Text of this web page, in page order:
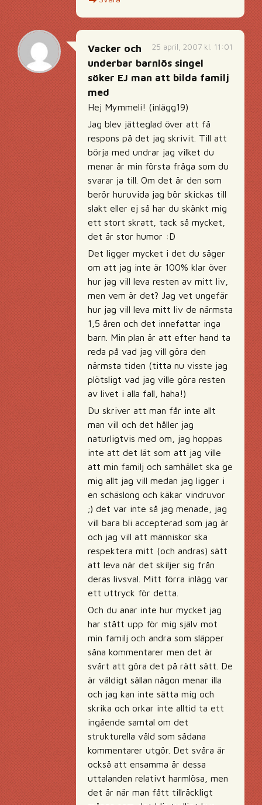
25 april, 2007 kl. 11:01
Vacker och
underbar barnlös singel
söker EJ man att bilda familj
med
Hej Mymmeli! (inlägg19)
Jag blev jätteglad över att få
respons på det jag skrivit. Till att
börja med undrar jag vilket du
menar är min första fråga som du
svarar ja till. Om det är den som
berör huruvida jag bör skickas till
slakt eller ej så har du skänkt mig
ett stort skratt, tack så mycket,
det är stor humor :D
Det ligger mycket i det du säger
om att jag inte är 100% klar över
hur jag vill leva resten av mitt liv,
men vem är det? Jag vet ungefär
hur jag vill leva mitt liv de närmsta
1,5 åren och det innefattar inga
barn. Min plan är att efter hand ta
reda på vad jag vill göra den
närmsta tiden (titta nu visste jag
plötsligt vad jag ville göra resten
av livet i alla fall, haha!)
Du skriver att man får inte allt
man vill och det håller jag
naturligtvis med om, jag hoppas
inte att det lät som att jag ville
att min familj och samhället ska ge
mig allt jag vill medan jag ligger i
en schäslong och käkar vindruvor
;) det var inte så jag menade, jag
vill bara bli accepterad som jag är
och jag vill att människor ska
respektera mitt (och andras) sätt
att leva när det skiljer sig från
deras livsval. Mitt förra inlägg var
ett uttryck för detta.
Och du anar inte hur mycket jag
har stått upp för mig själv mot
min familj och andra som släpper
såna kommentarer men det är
svårt att göra det på rätt sätt. De
är väldigt sällan någon menar illa
och jag kan inte sätta mig och
skrika och orkar inte alltid ta ett
ingående samtal om det
strukturella våld som sådana
kommentarer utgör. Det svåra är
också att ensamma är dessa
uttalanden relativt harmlösa, men
det är när man fått tillräckligt